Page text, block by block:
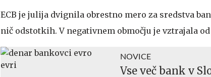
ECB je julija dvignila obrestno mero za sredstva
nič odstotkih. V negativnem območju je vztrajala od
NOVICE
Vse več bank v